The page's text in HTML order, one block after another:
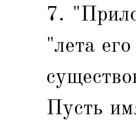
7.
"лета
Пусть